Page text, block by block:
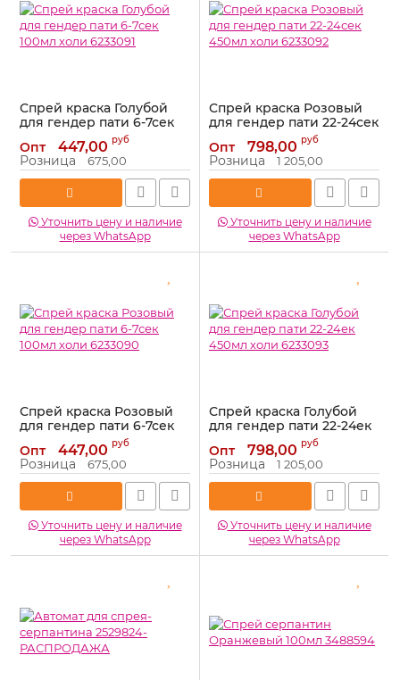
Спрей краска Голубой
для гендер пати 6-7сек
100мл холи 6233091
Артикул: 6233091
Опт 447,00 руб
Розница 675,00
Уточнить цену и наличие
через WhatsApp
Спрей краска Розовый
для гендер пати 22-24сек
450мл холи 6233092
Артикул: 6233092
Опт 798,00 руб
Розница 1 205,00
Уточнить цену и наличие
через WhatsApp
Спрей краска Розовый
для гендер пати 6-7сек
100мл холи 6233090
Артикул: 6233090
Опт 447,00 руб
Розница 675,00
Уточнить цену и наличие
через WhatsApp
Спрей краска Голубой
для гендер пати 22-24ек
450мл холи 6233093
Артикул: 6233093
Опт 798,00 руб
Розница 1 205,00
Уточнить цену и наличие
через WhatsApp